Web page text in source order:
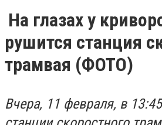
На глазах у
рушится станция
трамвая (ФОТО)
Вчера, 11 февраля, в